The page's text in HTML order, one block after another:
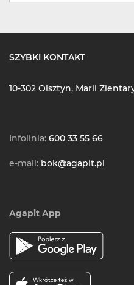
SZYBKI KONTAKT
10-302 Olsztyn, Marii
Infolinia: 600 33 55 66
e-mail: bok@agapit.pl
Agapit App